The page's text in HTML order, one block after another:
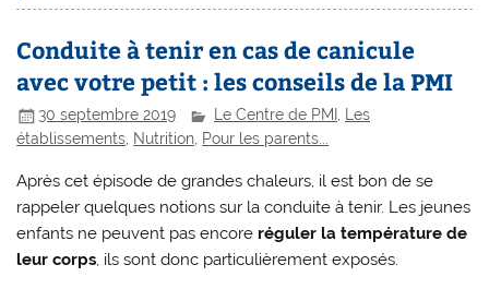
Conduite à tenir en cas de canicule
avec votre petit : les conseils de la PMI
30 septembre 2019 Le Centre de PMI
Les
établissements Nutrition Pour les parents...
Après cet épisode de grandes chaleurs, il est bon de se
rappeler quelques notions sur la conduite à tenir. Les jeunes
enfants ne peuvent pas encore réguler la température de
leur corps, ils sont donc particulièrement exposés.